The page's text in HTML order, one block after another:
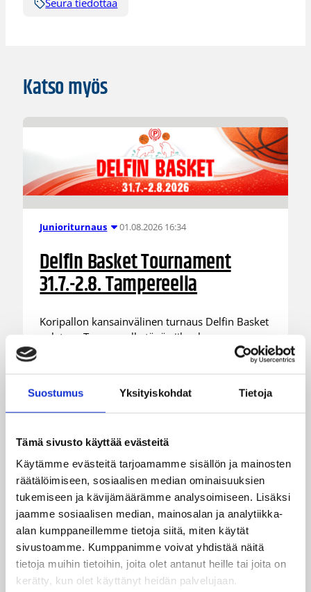
Suostumus Yksityiskohdat Tietoja
Tämä sivusto käyttää evästeitä
Käytämme evästeitä tarjoamamme sisällön ja mainosten
räätälöimiseen, sosiaalisen median ominaisuuksien
tukemiseen ja kävijämäärämme analysoimiseen. Lisäksi
jaamme sosiaalisen median, mainosalan ja analytiikka-
alan kumppaneillemme tietoja siitä, miten käytät
sivustoamme. Kumppanimme voivat yhdistää näitä
tietoja muihin tietoihin, joita olet antanut heille tai joita on
kerätty, kun olet käyttänyt heidän palvelujaan.
Seura tiedottaa
Katso myös
Junioriturnaus 01.08.2026 16:34
Delfin Basket Tournament
31.7.-2.8. Tampereella
Koripallon kansainvälinen turnaus Delfin Basket
pelataan Tampereella tänä viikonloppuna.
Järjestyksessään 39. turnaus kerää yhteen 200
joukkuetta ja tuhansia koripallon ystäviä niin